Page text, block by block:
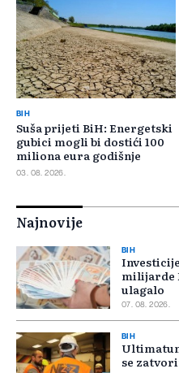
BIH
Suša prijeti BiH: Energetski
gubici mogli bi dostići 100
miliona eura godišnje
03. 08. 2026.
Najnovije
BIH
milijarde
ulagalo
07. 08. 2026.
BIH
se